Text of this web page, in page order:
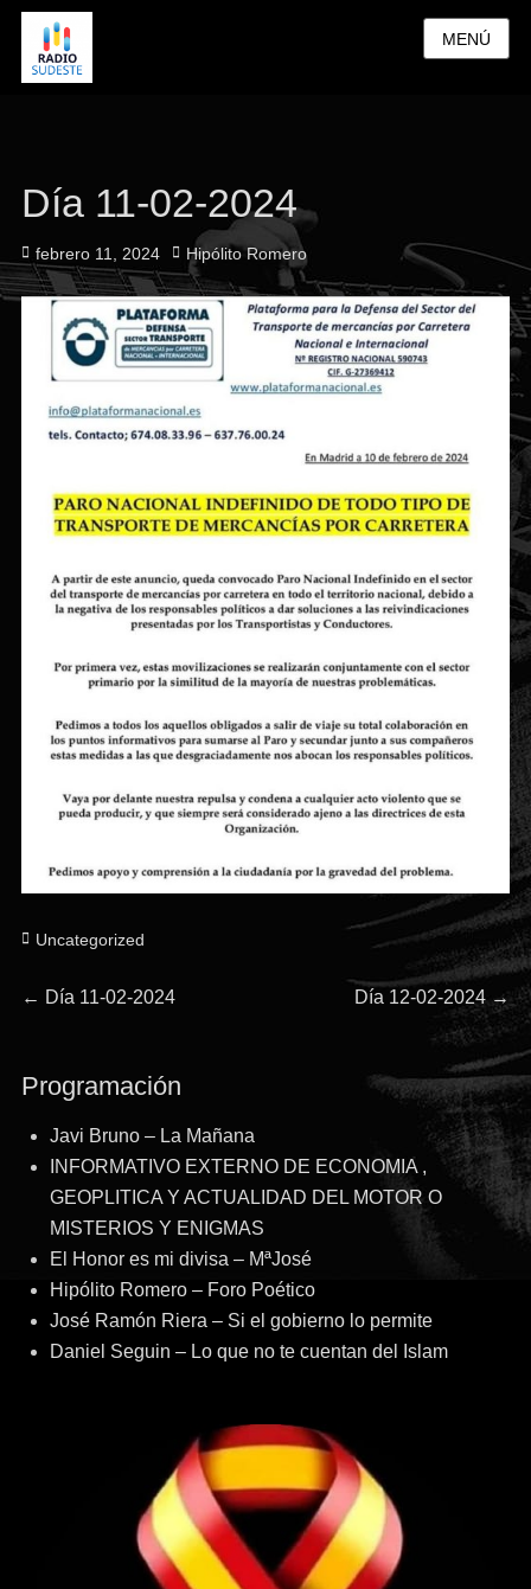
MENÚ
Día 11-02-2024
Publicado
el
febrero 11, 2024 Autor
Hipólito Romero
Categorías
Uncategorized
Navegación
entradas
← Entrada
Día 11-02-2024
Entrada
Día 12-02-2024 →
Programación
Javi Bruno – La Mañana
INFORMATIVO EXTERNO DE ECONOMIA ,
GEOPLITICA Y ACTUALIDAD DEL MOTOR O
MISTERIOS Y ENIGMAS
El Honor es mi divisa – MªJosé
Hipólito Romero – Foro Poético
José Ramón Riera – Si el gobierno lo permite
Daniel Seguin – Lo que no te cuentan del Islam